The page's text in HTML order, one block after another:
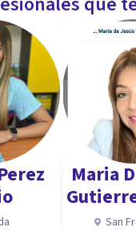
Maria
San